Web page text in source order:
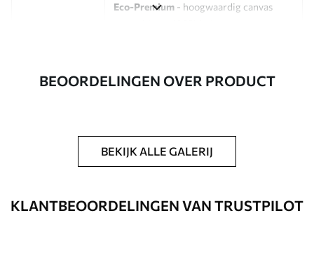
Eco-Premium - hoogwaardig canvas
Artikelnummer s47120
Beschikbare materialen
Standaard
BEOORDELINGEN OVER PRODUCT
BEKIJK ALLE GALERIJ
KLANTBEOORDELINGEN VAN TRUSTPILOT